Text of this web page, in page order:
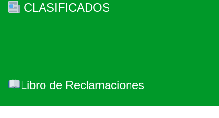
CLASIFICADOS
Libro de Reclamaciones